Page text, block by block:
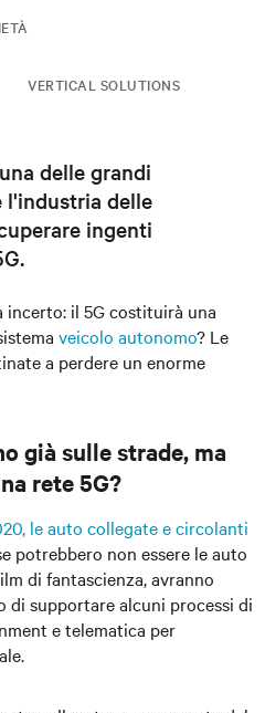
VERTICAL SOLUTIONS
delle grandi
delle
ingenti
il 5G costituirà una
veicolo autonomo? Le
a perdere un enorme
già sulle strade, ma
rete 5G?
le auto collegate e circolanti
potrebbero non essere le auto
di fantascienza, avranno
di supportare alcuni processi di
e telematica per